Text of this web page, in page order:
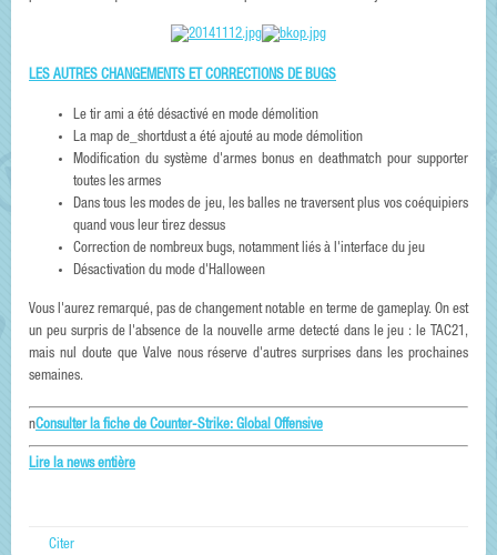
LES AUTRES CHANGEMENTS ET CORRECTIONS DE BUGS
Le tir ami a été désactivé en mode démolition
La map de_shortdust a été ajouté au mode démolition
Modification du système d'armes bonus en deathmatch pour supporter
toutes les armes
Dans tous les modes de jeu, les balles ne traversent plus vos coéquipiers
quand vous leur tirez dessus
Correction de nombreux bugs, notamment liés à l'interface du jeu
Désactivation du mode d'Halloween
Vous l'aurez remarqué, pas de changement notable en terme de gameplay. On est
un peu surpris de l'absence de la nouvelle arme detecté dans le jeu : le TAC21,
mais nul doute que Valve nous réserve d'autres surprises dans les prochaines
semaines.
nConsulter la fiche de Counter-Strike: Global Offensive
Lire la news entière
Citer